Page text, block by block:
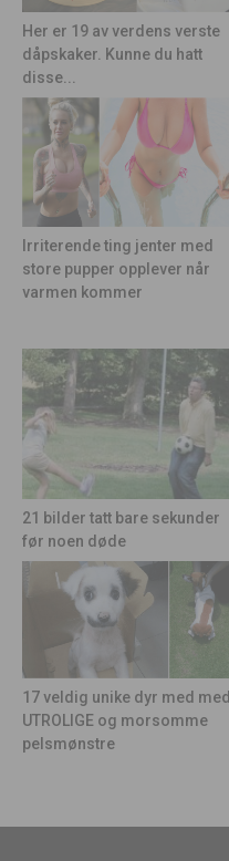
Her er 19 av verdens verste
dåpskaker. Kunne du hatt
disse...
Irriterende ting jenter med
store pupper opplever når
varmen kommer
21 bilder tatt bare sekunder
før noen døde
17 veldig unike dyr med med
UTROLIGE og morsomme
pelsmønstre